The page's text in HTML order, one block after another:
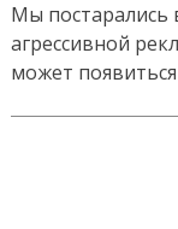
Мы постарались
агрессивной
может